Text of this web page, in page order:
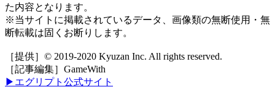
た内容となります。
※当サイトに掲載されているデータ、画像類の無断使用・無
断転載は固くお断りします。
［提供］© 2019-2020 Kyuzan Inc. All rights reserved.
［記事編集］GameWith
▶エグリプト公式サイト